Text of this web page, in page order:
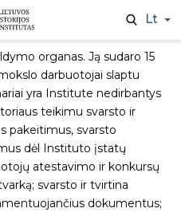
organas. Ją sudaro 15
darbuotojai slaptu
yra Institute nedirbantys
teikimu svarsto ir
pakeitimus, svarsto
dėl Instituto įstatų
atestavimo ir konkursų
svarsto ir tvirtina
dokumentus;
Lt